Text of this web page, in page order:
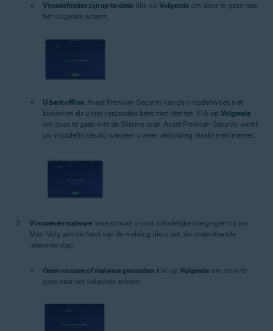
Virusdefinities zijn up-to-date: klik op Volgende om door te gaan naar
het volgende scherm.
U bent offline: Avast Premium Security kan de virusdefinities niet
bijwerken als u niet verbonden bent met internet. Klik op Volgende
om door te gaan met de Slimme scan. Avast Premium Security werkt
uw virusdefinities bij wanneer u weer verbinding maakt met internet.
Virussen en malware: waarschuwt u voor schadelijke dreigingen op uw
Mac. Volg aan de hand van de melding die u ziet, de onderstaande
relevante stap:
Geen virussen of malware gevonden: klik op Volgende om door te
gaan naar het volgende scherm.